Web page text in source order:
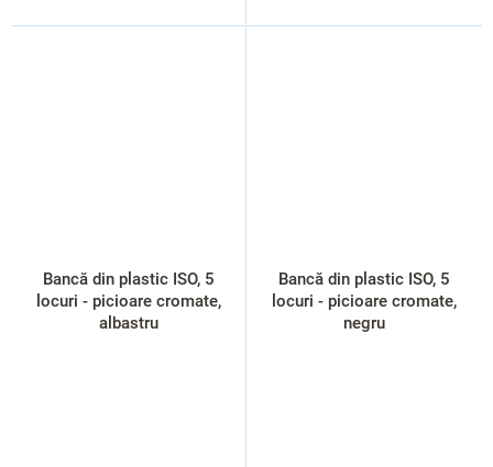
Bancă din plastic ISO, 5
locuri - picioare cromate,
albastru
Bancă din plastic ISO, 5
locuri - picioare cromate,
negru